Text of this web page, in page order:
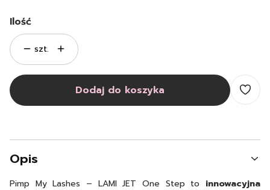
Ilość
szt.
Dodaj do koszyka
Opis
Pimp My Lashes – LAMI JET One Step to innowacyjna